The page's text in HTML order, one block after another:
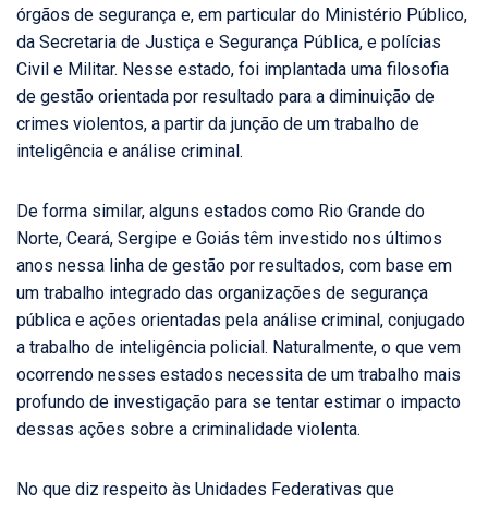
órgãos de segurança e, em particular do Ministério Público,
da Secretaria de Justiça e Segurança Pública, e polícias
Civil e Militar. Nesse estado, foi implantada uma filosofia
de gestão orientada por resultado para a diminuição de
crimes violentos, a partir da junção de um trabalho de
inteligência e análise criminal.
De forma similar, alguns estados como Rio Grande do
Norte, Ceará, Sergipe e Goiás têm investido nos últimos
anos nessa linha de gestão por resultados, com base em
um trabalho integrado das organizações de segurança
pública e ações orientadas pela análise criminal, conjugado
a trabalho de inteligência policial. Naturalmente, o que vem
ocorrendo nesses estados necessita de um trabalho mais
profundo de investigação para se tentar estimar o impacto
dessas ações sobre a criminalidade violenta.
No que diz respeito às Unidades Federativas que